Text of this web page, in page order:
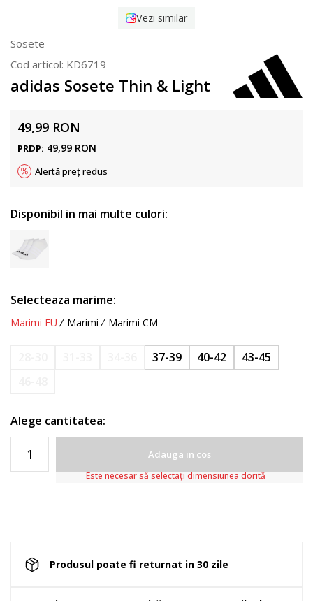
Vezi similar
Sosete
Cod articol: KD6719
adidas Sosete Thin & Light
49,99 RON
PRDP: 49,99 RON
Alertă preț redus
Disponibil in mai multe culori:
Selecteaza marime:
Marimi EU Marimi Marimi CM
37-39 40-42
43-45
Alege cantitatea:
Adauga in cos
Este necesar să selectați dimensiunea dorită
Produsul poate fi returnat in 30 zile